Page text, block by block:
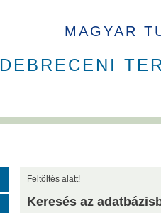
MAGYAR
DEBRECENI
Feltöltés alatt!
Keresés az